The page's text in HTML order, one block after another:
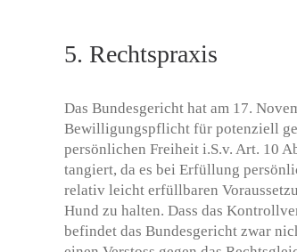
5. Rechtspraxis
Das Bundesgericht hat am 17.
Bewilligungspflicht für potenziell
persönlichen Freiheit i.S.v. Art. 10
tangiert, da es bei Erfüllung
relativ leicht erfüllbaren
Hund zu halten. Dass das
befindet das Bundesgericht zwar